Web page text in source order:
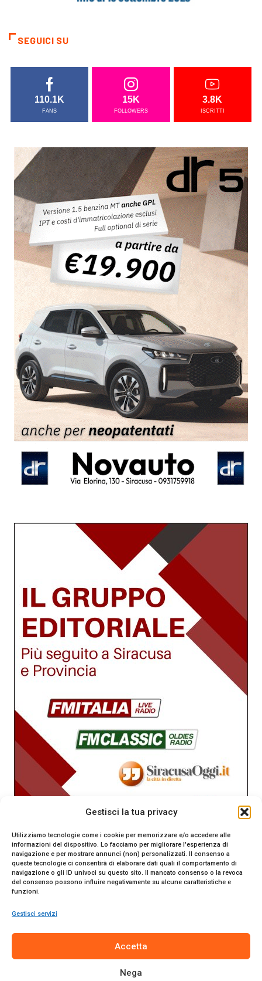
Gestisci la tua privacy
Utilizziamo tecnologie come i cookie per memorizzare e/o accedere alle
informazioni del dispositivo. Lo facciamo per migliorare l'esperienza di
navigazione e per mostrare annunci (non) personalizzati. Il consenso a
queste tecnologie ci consentirà di elaborare dati quali il comportamento di
navigazione o gli ID univoci su questo sito. Il mancato consenso o la revoca
del consenso possono influire negativamente su alcune caratteristiche e
funzioni.
Gestisci servizi
Accetta
Nega
SEGUICI SU
110.1K
FANS
15K
FOLLOWERS
3.8K
ISCRITTI
Tribunale di Siracusa. Direttore responsabile Gianni Catania.
© 2024 Promo Italia S.r.l. Tutti i diritti riservati. | Sito web